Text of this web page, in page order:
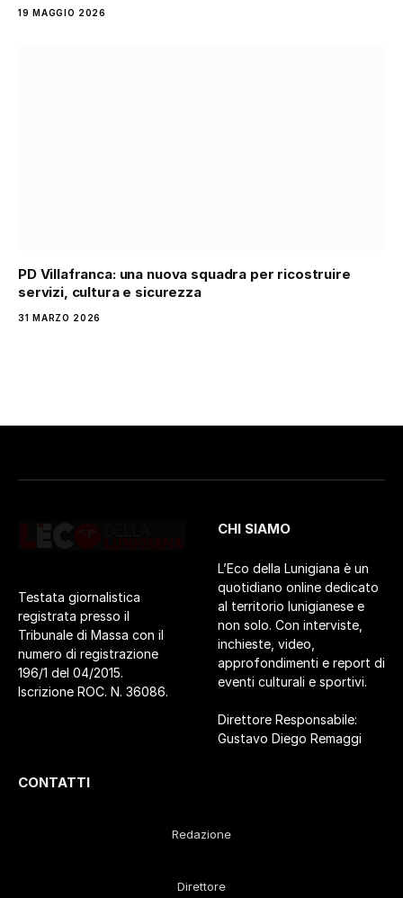
19 MAGGIO 2026
PD Villafranca: una nuova squadra per ricostruire
servizi, cultura e sicurezza
31 MARZO 2026
Testata giornalistica
registrata presso il
Tribunale di Massa con il
numero di registrazione
196/1 del 04/2015.
Iscrizione ROC. N. 36086.
CHI SIAMO
L’Eco della Lunigiana è un
quotidiano online dedicato
al territorio lunigianese e
non solo. Con interviste,
inchieste, video,
approfondimenti e report di
eventi culturali e sportivi.
Direttore Responsabile:
Gustavo Diego Remaggi
CONTATTI
Redazione
Direttore